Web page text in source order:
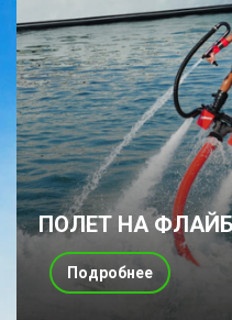
ПОЛЕТ НА
Подробнее